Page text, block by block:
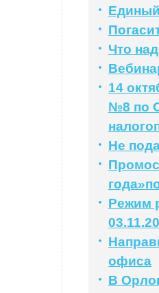
Что
14
№8 по
Не
Режим
офиса
В